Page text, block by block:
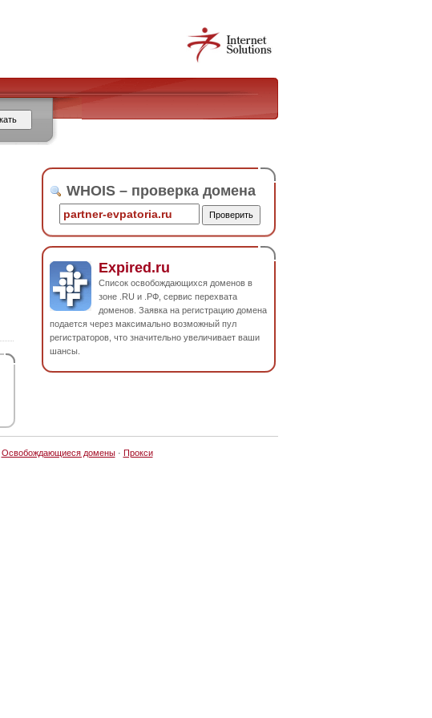
WHOIS – проверка домена
Expired.ru
Список освобождающихся доменов в
зоне .RU и .РФ, сервис перехвата
доменов. Заявка на регистрацию домена
подается через максимально возможный пул
регистраторов, что значительно увеличивает ваши
шансы.
Освобождающиеся домены· Прокси